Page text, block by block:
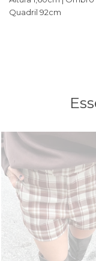
Quadril 92cm